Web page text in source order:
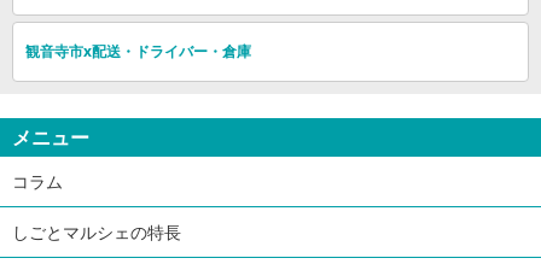
観音寺市x配送・ドライバー・倉庫
メニュー
コラム
しごとマルシェの特長